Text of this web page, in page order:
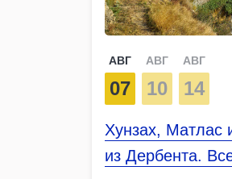
АВГ
07
АВГ
10
АВГ
14
Хунзах, Матлас
из Дербента.